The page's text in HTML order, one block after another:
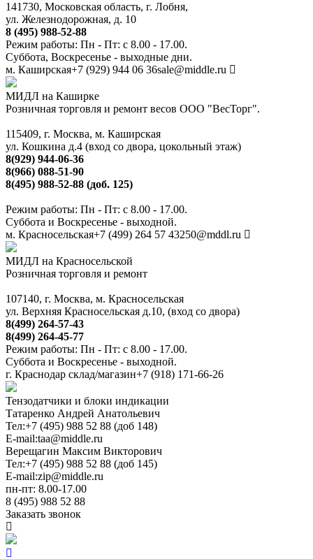
141730, Московская область, г. Лобня,
ул. Железнодорожная, д. 10
8 (495) 988-52-88
Режим работы: Пн - Пт: с 8.00 - 17.00.
Суббота, Воскресенье - выходные дни.
м. Каширская+7 (929) 944 06 36sale@middle.ru
МИДЛ на Каширке
Розничная торговля и ремонт весов ООО "ВесТорг".
115409, г. Москва, м. Каширская
ул. Кошкина д.4 (вход со двора, цокольный этаж)
8(929) 944-06-36
8(966) 088-51-90
8(495) 988-52-88 (доб. 125)
Режим работы: Пн - Пт: с 8.00 - 17.00.
Суббота и Воскресенье - выходной.
м. Красносельская+7 (499) 264 57 43250@mddl.ru
МИДЛ на Красносельской
Розничная торговля и ремонт
107140, г. Москва, м. Красносельская
ул. Верхняя Красносельская д.10, (вход со двора)
8(499) 264-57-43
8(499) 264-45-77
Режим работы: Пн - Пт: с 8.00 - 17.00.
Суббота и Воскресенье - выходной.
г. Краснодар склад/магазин+7 (918) 171-66-26
Тензодатчики и блоки индикации
Татаренко Андрей Анатольевич
Тел:+7 (495) 988 52 88 (доб 148)
E-mail:taa@middle.ru
Верещагин Максим Викторович
Тел:+7 (495) 988 52 88 (доб 145)
E-mail:zip@middle.ru
пн-пт: 8.00-17.00
8 (495) 988 52 88
Заказать звонок